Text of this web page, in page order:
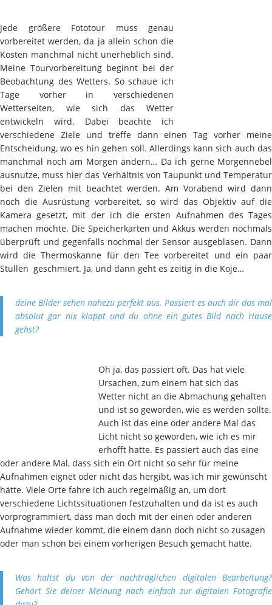
Jede größere Fototour muss genau
vorbereitet werden, da ja allein schon die
Kosten manchmal nicht unerheblich sind.
Meine Tourvorbereitung beginnt bei der
Beobachtung des Wetters. So schaue ich
Tage vorher in verschiedenen
Wetterseiten, wie sich das Wetter
entwickeln wird. Dabei beachte ich
verschiedene Ziele und treffe dann einen Tag vorher meine
Entscheidung, wo es hin gehen soll. Allerdings kann sich auch das
manchmal noch am Morgen ändern… Da ich gerne Morgennebel
ausnutze, muss hier das Verhältnis von Taupunkt und Temperatur
bei den Zielen mit beachtet werden. Am Vorabend wird dann
noch die Ausrüstung vorbereitet, so wird das Objektiv auf die
Kamera gesetzt, mit der ich die ersten Aufnahmen des Tages
machen möchte. Die Speicherkarten und Akkus werden nochmals
überprüft und gegenfalls nochmal der Sensor ausgeblasen. Dann
wird die Thermoskanne für den Tee vorbereitet und ein paar
Stullen geschmiert. Ja, und dann geht es zeitig in die Koje…
deine Bilder sehen nahezu perfekt aus. Passiert es auch dir das mal
absolut gar nix klappt und du ohne ein gutes Bild nach Hause
gehst?
Oh ja, das passiert oft. Das hat viele
Ursachen, zum einem hat sich das
Wetter nicht an die Abmachung gehalten
und ist so geworden, wie es werden sollte.
Auch ist das eine oder andere Mal das
Licht nicht so geworden, wie ich es mir
erhofft hatte. Es passiert auch das eine
oder andere Mal, dass sich ein Ort nicht so sehr für meine
Aufnahmen eignet oder nicht das hergibt, was ich mir gewünscht
hätte. Viele Orte fahre ich auch regelmäßig an, um dort
verschiedene Lichtssituationen festzuhalten und da ist es auch
vorprogrammiert, dass man doch mit der einen oder anderen
Aufnahme wieder kommt, die einem dann doch nicht so zusagen
oder man schon bei einem vorherigen Besuch gemacht hatte.
Was hältst du von der nachträglichen digitalen Bearbeitung?
Gehört Sie deiner Meinung nach einfach zur digitalen Fotografie